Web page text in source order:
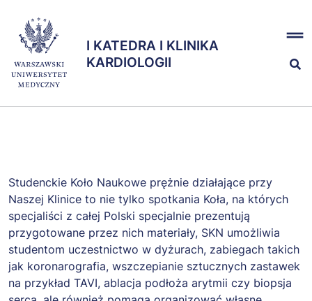
treści
I KATEDRA I KLINIKA
KARDIOLOGII
x
KARDIOLOGII
Działalność Kliniczna
70 - lecie Kliniki
Studenckie Koło Naukowe prężnie działające przy
Naszej Klinice to nie tylko spotkania Koła, na których
specjaliści z całej Polski specjalnie prezentują
przygotowane przez nich materiały, SKN umożliwia
studentom uczestnictwo w dyżurach, zabiegach takich
jak koronarografia, wszczepianie sztucznych zastawek
na przykład TAVI, ablacja podłoża arytmii czy biopsja